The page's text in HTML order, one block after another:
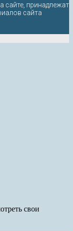
сайте, принадлежат
сайта
свои